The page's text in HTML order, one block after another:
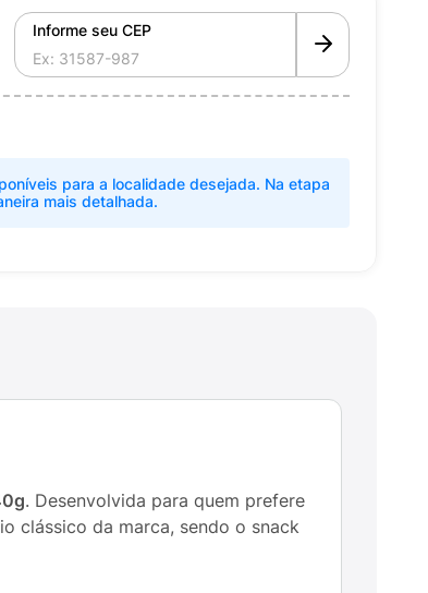
Informe seu CEP
para a localidade desejada. Na etapa
mais detalhada.
. Desenvolvida para quem prefere
clássico da marca, sendo o snack